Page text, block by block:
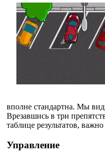
вполне стандартна. Мы
Врезавшись в три
таблице результатов,
Управление